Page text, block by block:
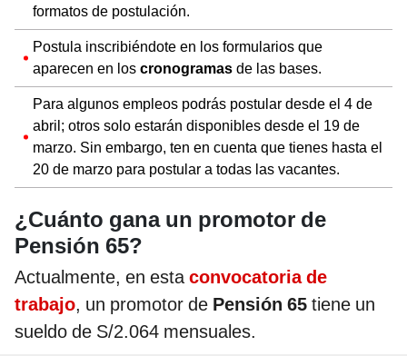
formatos de postulación.
Postula inscribiéndote en los formularios que
aparecen en los cronogramas de las bases.
Para algunos empleos podrás postular desde el 4 de
abril; otros solo estarán disponibles desde el 19 de
marzo. Sin embargo, ten en cuenta que tienes hasta el
20 de marzo para postular a todas las vacantes.
¿Cuánto gana un promotor de
Pensión 65?
Actualmente, en estaconvocatoria de
trabajo, un promotor de Pensión 65 tiene un
sueldo de S/2.064 mensuales.